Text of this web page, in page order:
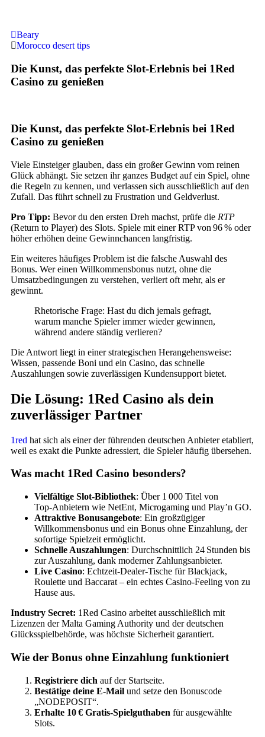
Beary
Morocco desert tips
Die Kunst, das perfekte Slot‑Erlebnis bei 1Red
Casino zu genießen
Die Kunst, das perfekte Slot‑Erlebnis bei 1Red
Casino zu genießen
Viele Einsteiger glauben, dass ein großer Gewinn vom reinen
Glück abhängt. Sie setzen ihr ganzes Budget auf ein Spiel, ohne
die Regeln zu kennen, und verlassen sich ausschließlich auf den
Zufall. Das führt schnell zu Frustration und Geldverlust.
Pro Tipp: Bevor du den ersten Dreh machst, prüfe die RTP
(Return to Player) des Slots. Spiele mit einer RTP von 96 % oder
höher erhöhen deine Gewinnchancen langfristig.
Ein weiteres häufiges Problem ist die falsche Auswahl des
Bonus. Wer einen Willkommensbonus nutzt, ohne die
Umsatzbedingungen zu verstehen, verliert oft mehr, als er
gewinnt.
Rhetorische Frage: Hast du dich jemals gefragt,
warum manche Spieler immer wieder gewinnen,
während andere ständig verlieren?
Die Antwort liegt in einer strategischen Herangehensweise:
Wissen, passende Boni und ein Casino, das schnelle
Auszahlungen sowie zuverlässigen Kundensupport bietet.
Die Lösung: 1Red Casino als dein
zuverlässiger Partner
1red hat sich als einer der führenden deutschen Anbieter etabliert,
weil es exakt die Punkte adressiert, die Spieler häufig übersehen.
Was macht 1Red Casino besonders?
Vielfältige Slot‑Bibliothek: Über 1 000 Titel von
Top‑Anbietern wie NetEnt, Microgaming und Play’n GO.
Attraktive Bonusangebote: Ein großzügiger
Willkommensbonus und ein Bonus ohne Einzahlung, der
sofortige Spielzeit ermöglicht.
Schnelle Auszahlungen: Durchschnittlich 24 Stunden bis
zur Auszahlung, dank moderner Zahlungsanbieter.
Live Casino: Echtzeit‑Dealer‑Tische für Blackjack,
Roulette und Baccarat – ein echtes Casino‑Feeling von zu
Hause aus.
Industry Secret: 1Red Casino arbeitet ausschließlich mit
Lizenzen der Malta Gaming Authority und der deutschen
Glücksspielbehörde, was höchste Sicherheit garantiert.
Wie der Bonus ohne Einzahlung funktioniert
Registriere dich auf der Startseite.
Bestätige deine E‑Mail und setze den Bonuscode
„NODEPOSIT“.
Erhalte 10 € Gratis‑Spielguthaben für ausgewählte
Slots.